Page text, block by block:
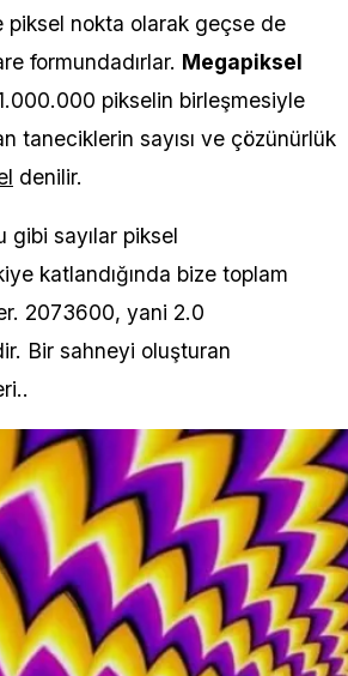
piksel nokta olarak geçse de
formundadırlar. Megapiksel
pikselin birleşmesiyle
taneciklerin sayısı ve çözünürlük
denilir.
gibi sayılar piksel
katlandığında bize toplam
2073600, yani 2.0
Bir sahneyi oluşturan